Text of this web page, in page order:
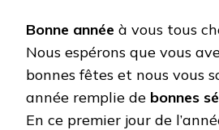
Bonne année à vous tous
Nous espérons que vous
bonnes fêtes et nous vous
année remplie de bonnes
En ce premier jour de